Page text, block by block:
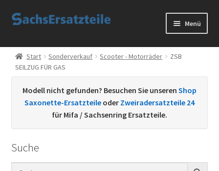
Zur
Zum
Menü
Start
AGB
Datenschutzerklärung
Kontakt
Start Sonderverkauf Scooter - Motorräder
ZSB
SEILZUG FÜR GAS
Modell nicht gefunden? Besuchen Sie unseren Shop
Saxonette-Ersatzteile oder Zweiradersatzteile 24
für Mifa / Sachsenring Ersatzteile.
Suche